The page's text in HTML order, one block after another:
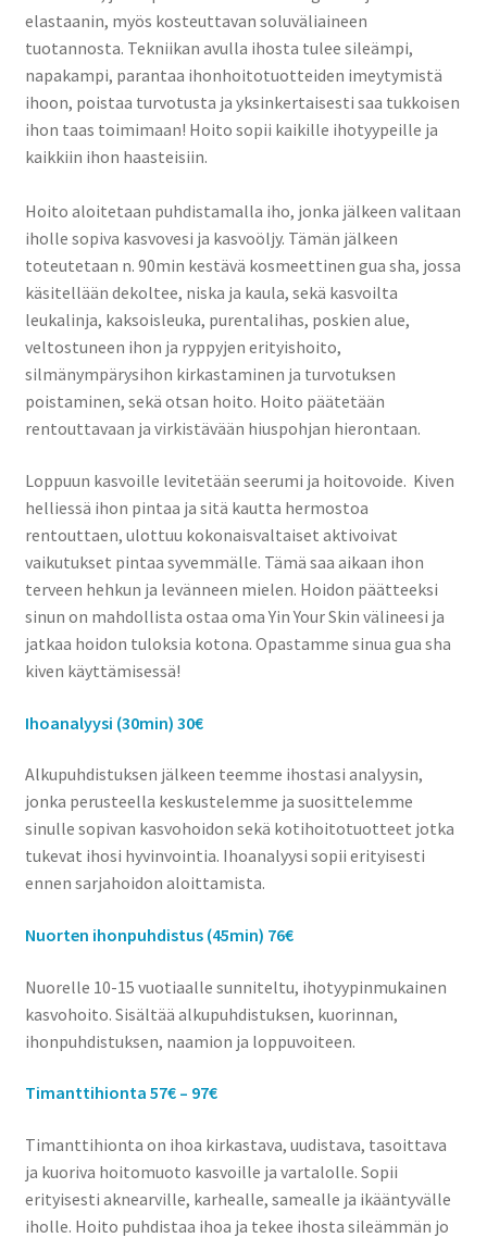
elastaanin, myös kosteuttavan soluväliaineen
tuotannosta. Tekniikan avulla ihosta tulee sileämpi,
napakampi, parantaa ihonhoitotuotteiden imeytymistä
ihoon, poistaa turvotusta ja yksinkertaisesti saa tukkoisen
ihon taas toimimaan! Hoito sopii kaikille ihotyypeille ja
kaikkiin ihon haasteisiin.
Hoito aloitetaan puhdistamalla iho, jonka jälkeen valitaan
iholle sopiva kasvovesi ja kasvoöljy. Tämän jälkeen
toteutetaan n. 90min kestävä kosmeettinen gua sha, jossa
käsitellään dekoltee, niska ja kaula, sekä kasvoilta
leukalinja, kaksoisleuka, purentalihas, poskien alue,
veltostuneen ihon ja ryppyjen erityishoito,
silmänympärysihon kirkastaminen ja turvotuksen
poistaminen, sekä otsan hoito. Hoito päätetään
rentouttavaan ja virkistävään hiuspohjan hierontaan.
Loppuun kasvoille levitetään seerumi ja hoitovoide. Kiven
helliessä ihon pintaa ja sitä kautta hermostoa
rentouttaen, ulottuu kokonaisvaltaiset aktivoivat
vaikutukset pintaa syvemmälle. Tämä saa aikaan ihon
terveen hehkun ja levänneen mielen. Hoidon päätteeksi
sinun on mahdollista ostaa oma Yin Your Skin välineesi ja
jatkaa hoidon tuloksia kotona. Opastamme sinua gua sha
kiven käyttämisessä!
Ihoanalyysi (30min) 30€
Alkupuhdistuksen jälkeen teemme ihostasi analyysin,
jonka perusteella keskustelemme ja suosittelemme
sinulle sopivan kasvohoidon sekä kotihoitotuotteet jotka
tukevat ihosi hyvinvointia. Ihoanalyysi sopii erityisesti
ennen sarjahoidon aloittamista.
Nuorten ihonpuhdistus (45min) 76€
Nuorelle 10-15 vuotiaalle sunniteltu, ihotyypinmukainen
kasvohoito. Sisältää alkupuhdistuksen, kuorinnan,
ihonpuhdistuksen, naamion ja loppuvoiteen.
Timanttihionta 57€ – 97€
Timanttihionta on ihoa kirkastava, uudistava, tasoittava
ja kuoriva hoitomuoto kasvoille ja vartalolle. Sopii
erityisesti aknearville, karhealle, samealle ja ikääntyvälle
iholle. Hoito puhdistaa ihoa ja tekee ihosta sileämmän jo